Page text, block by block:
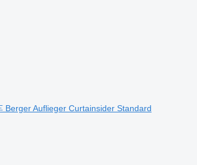
Berger Auflieger Curtainsider Standard